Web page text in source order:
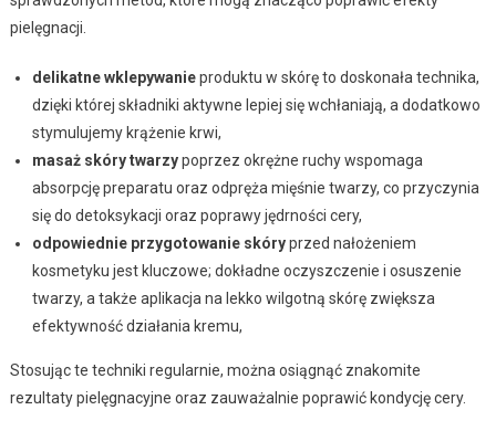
pielęgnacji.
delikatne wklepywanieproduktu w skórę to doskonała technika,
dzięki której składniki aktywne lepiej się wchłaniają, a dodatkowo
stymulujemy krążenie krwi,
masaż skóry twarzypoprzez okrężne ruchy wspomaga
absorpcję preparatu oraz odpręża mięśnie twarzy, co przyczynia
się do detoksykacji oraz poprawy jędrności cery,
odpowiednie przygotowanie skóryprzed nałożeniem
kosmetyku jest kluczowe; dokładne oczyszczenie i osuszenie
twarzy, a także aplikacja na lekko wilgotną skórę zwiększa
efektywność działania kremu,
Stosując te techniki regularnie, można osiągnąć znakomite
rezultaty pielęgnacyjne oraz zauważalnie poprawić kondycję cery.